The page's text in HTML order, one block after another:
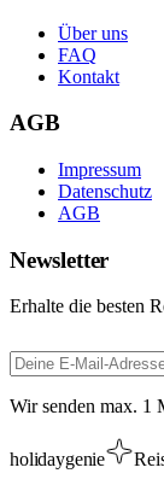
Über uns
FAQ
Kontakt
AGB
Impressum
Datenschutz
AGB
Newsletter
Erhalte die besten
Wir senden max. 1
holidaygenie